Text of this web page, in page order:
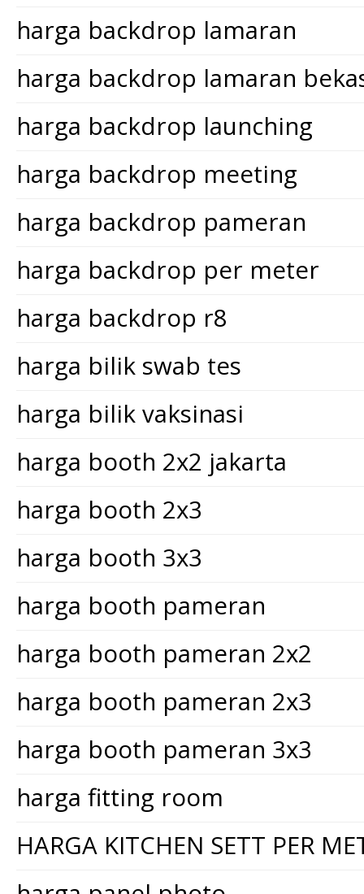
harga backdrop lamaran
harga backdrop lamaran
harga backdrop launching
harga backdrop meeting
harga backdrop pameran
harga backdrop per meter
harga backdrop r8
harga bilik swab tes
harga bilik vaksinasi
harga booth 2x2 jakarta
harga booth 2x3
harga booth 3x3
harga booth pameran
harga booth pameran 2x2
harga booth pameran 2x3
harga booth pameran 3x3
harga fitting room
HARGA KITCHEN SETT PER